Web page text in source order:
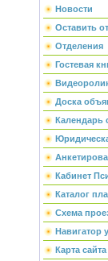
Новости
Оставить
Отделения
Гостевая
Доска
Календарь
Кабинет
Каталог
Схема
Навигатор
Карта сайта